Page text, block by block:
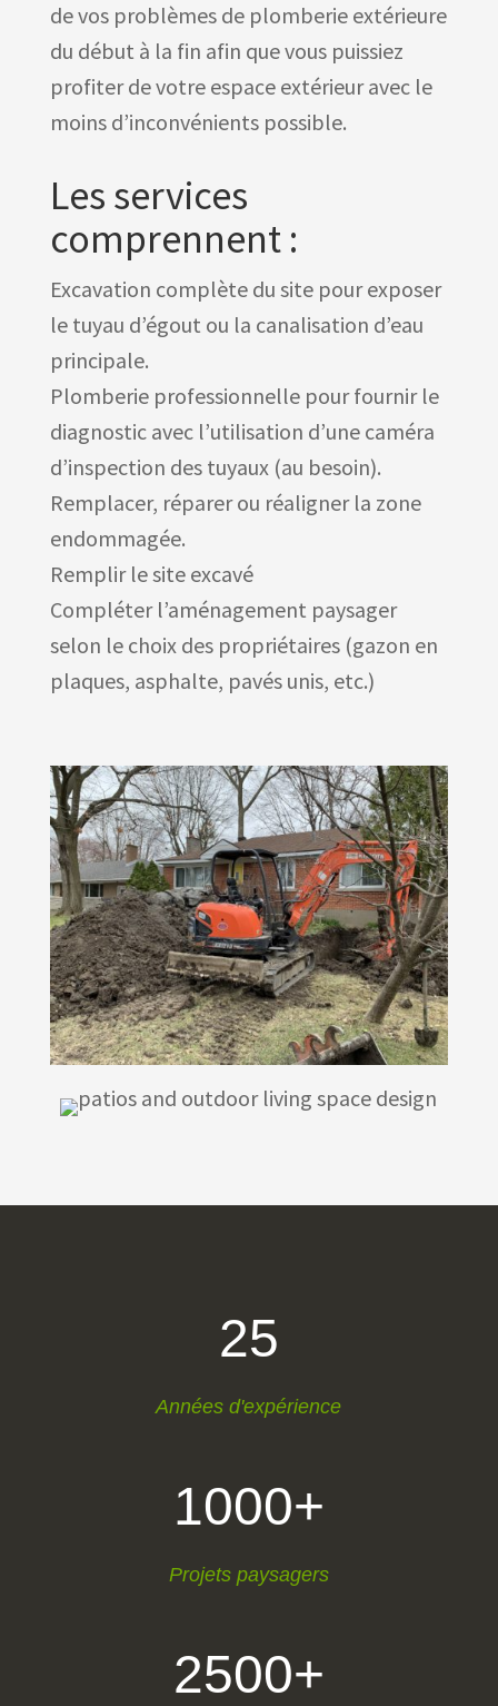
de vos problèmes de plomberie extérieure
du début à la fin afin que vous puissiez
profiter de votre espace extérieur avec le
moins d’inconvénients possible.
Les services
comprennent :
Excavation complète du site pour exposer
le tuyau d’égout ou la canalisation d’eau
principale.
Plomberie professionnelle pour fournir le
diagnostic avec l’utilisation d’une caméra
d’inspection des tuyaux (au besoin).
Remplacer, réparer ou réaligner la zone
endommagée.
Remplir le site excavé
Compléter l’aménagement paysager
selon le choix des propriétaires (gazon en
plaques, asphalte, pavés unis, etc.)
25
Années d'expérience
1000+
Projets paysagers
2500+